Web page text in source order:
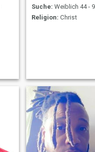
Suche: Weiblich 44 -
Religion: Christ